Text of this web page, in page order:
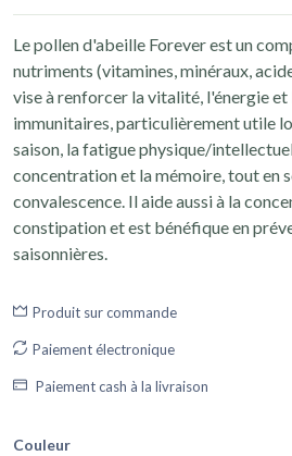
Le pollen d'abeille Forever est un
nutriments (vitamines, minéraux,
vise à renforcer la vitalité, l'énergie et
immunitaires, particulièrement utile
saison, la fatigue physique/
concentration et la mémoire, tout en
convalescence. Il aide aussi à la
constipation et est bénéfique en
saisonnières.
Produit sur commande
Paiement électronique
Paiement cash à la livraison
Couleur